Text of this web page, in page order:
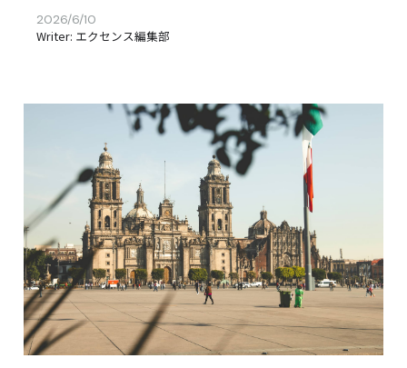
2026/6/10
Writer: エクセンス編集部